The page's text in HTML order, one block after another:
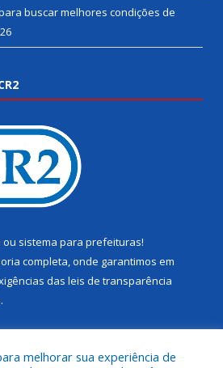
buscar melhores condições de
ou sistema para prefeituras!
completa, onde garantimos em
das leis de transparência
melhorar sua experiência de